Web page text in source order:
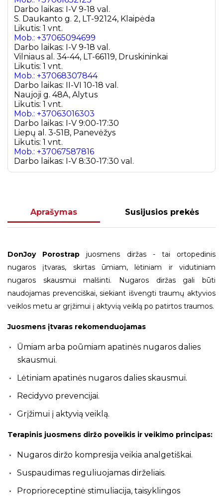
Darbo laikas: I-V 9-18 val.
S. Daukanto g. 2, LT-92124, Klaipėda
Likutis: 1 vnt.
Mob.: +37065094699
Darbo laikas: I-V 9-18 val.
Vilniaus al. 34-44, LT-66119, Druskininkai
Likutis: 1 vnt.
Mob.: +37068307844
Darbo laikas: II-VI 10-18 val.
Naujoji g. 48A, Alytus
Likutis: 1 vnt.
Mob.: +37063016303
Darbo laikas: I-V 9:00-17:30
Liepų al. 3-51B, Panevėžys
Likutis: 1 vnt.
Mob.: +37067587816
Darbo laikas: I-V 8:30-17:30 val.
Aprašymas Susijusios prekės
DonJoy Porostrap juosmens diržas - tai ortopedinis
nugaros įtvaras, skirtas ūmiam, lėtiniam ir vidutiniam
nugaros skausmui malšinti. Nugaros diržas gali būti
naudojamas prevenciškai, siekiant išvengti traumų aktyvios
veiklos metu ar grįžimui į aktyvią veiklą po patirtos traumos.
Juosmens įtvaras rekomenduojamas
Ūmiam arba poūmiam apatinės nugaros dalies
skausmui.
Lėtiniam apatinės nugaros dalies skausmui.
Recidyvo prevencijai.
Grįžimui į aktyvią veiklą.
Terapinis juosmens diržo poveikis ir veikimo principas:
Nugaros diržo kompresija veikia analgetiškai.
Suspaudimas reguliuojamas dirželiais.
Proprioreceptinė stimuliacija, taisyklingos